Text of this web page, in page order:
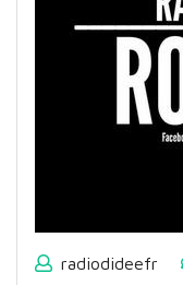
radiodideefr